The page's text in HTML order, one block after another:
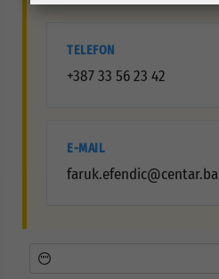
TELEFON
+387 33 56 23 42
E-MAIL
faruk.efendic@centar.ba